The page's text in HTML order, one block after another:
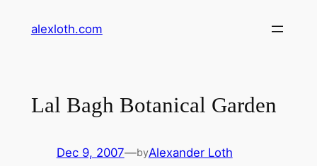
alexloth.com
Lal Bagh Botanical Garden
Dec 9, 2007—byAlexander Loth